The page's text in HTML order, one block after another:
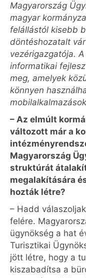
Magyarország
magyar
felállástól kisebb
döntéshozatalt
vezérigazgatója.
informatikai
meg, amelyek
könnyen
– Az elmúlt
változott már a
Magyarország
struktúrát
megalakítására
hozták létre?
– Hadd
felére.
ügynökség a hat
Turisztikai
jött létre, hogy a
kiszabadítsa a